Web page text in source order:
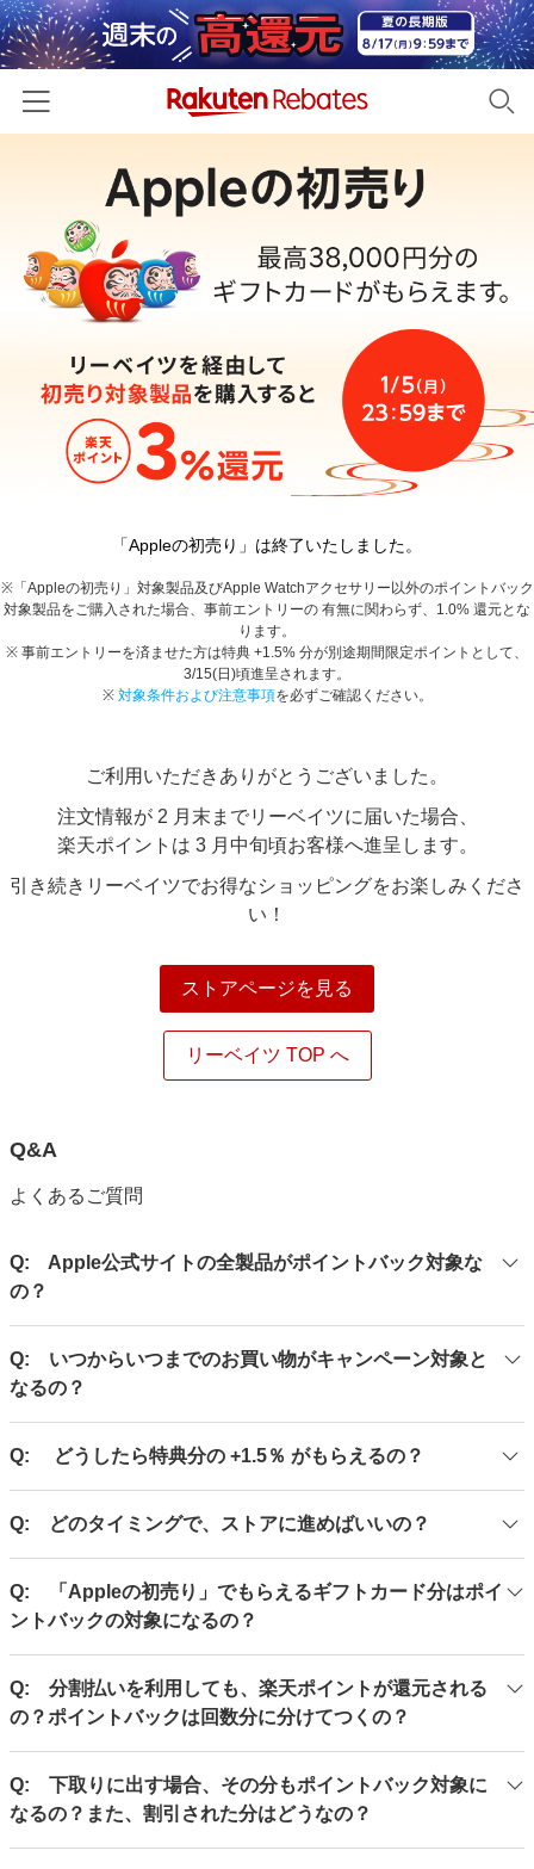
カテゴリー一覧
百貨店・総合ECモール
ファッション・インナー・小物
食品・スイーツ・お酒
日用品・キッチン用品
コスメ・健康・医薬品
キッズ・ベビー用品
スポーツ・アウトドア・ゴルフ
ペット・花・DIY・車
旅行・レジャー・ホテル予約
金融・マネー・保険
デジタルコンテンツ
イベント一覧
リーベイツ注目ストア
初回購入者限定特典
対象ストア新規限定特典
新着ストアのご紹介
電子書籍特集
旅行特集
わくわく夏特集
とことん買い物チャレンジ
週末の高還元 夏の長期版
友達紹介
楽天IDでログイン/会員登録
「Appleの初売り」は終了いたしました。
※「Appleの初売り」対象製品及びApple Watchアクセサリー以外のポイントバック
対象製品をご購入された場合、事前エントリーの 有無に関わらず、1.0% 還元とな
ります。
※ 事前エントリーを済ませた方は特典 +1.5% 分が別途期間限定ポイントとして、
3/15(日)頃進呈されます。
※ 対象条件および注意事項を必ずご確認ください。
ご利用いただきありがとうございました。
注文情報が 2 月末までリーベイツに届いた場合、
楽天ポイントは 3 月中旬頃お客様へ進呈します。
引き続きリーベイツでお得なショッピングをお楽しみくださ
い！
ストアページを見る
リーベイツ TOP へ
Q&A
よくあるご質問
Q: Apple公式サイトの全製品がポイントバック対象な
の？
にあたっての注意事項」を必ずご確認ください。
Q: いつからいつまでのお買い物がキャンペーン対象と
なるの？
のキャンペーン開始後にリーベイツを経由して、2026 年 1
月 5 日（月）23:59 までに対象製品をお買い上げいただいた
場合に対象となります。
Q: どうしたら特典分の +1.5％ がもらえるの？
品及びApple Watchアクセサリーをご購入いただいた場合に
限り、後日、特典分のポイントを進呈いたします。「Apple
の初売り」対象製品及びApple Watchアクセサリー以外をご
購入いただいた場合は、特典分は進呈されず、 1.0％還元の
Q: どのタイミングで、ストアに進めばいいの？
ださい。2026 年 1 月 2 日（金）00:00 前にストアに進まれ
た場合、初売り前の 1 月 1 日 のポイントバック率となりま
す。また、「Appleの初売り」が終わる前に、ご購入を完了
してください。2026 年 1 月 6 日（火）00:00 以降にご購入
が完了した場合、1 月 6 日 のポイントバック率になりま
Q: 「Appleの初売り」でもらえるギフトカード分はポイ
ントバックの対象になるの？
に応じたポイントが進呈されます。
Q: 分割払いを利用しても、楽天ポイントが還元される
の？ポイントバックは回数分に分けてつくの？
イツのポイントバックの対象となり、ポイント進呈予定日に
一括で進呈いたします。
Q: 下取りに出す場合、その分もポイントバック対象に
なるの？また、割引された分はどうなの？